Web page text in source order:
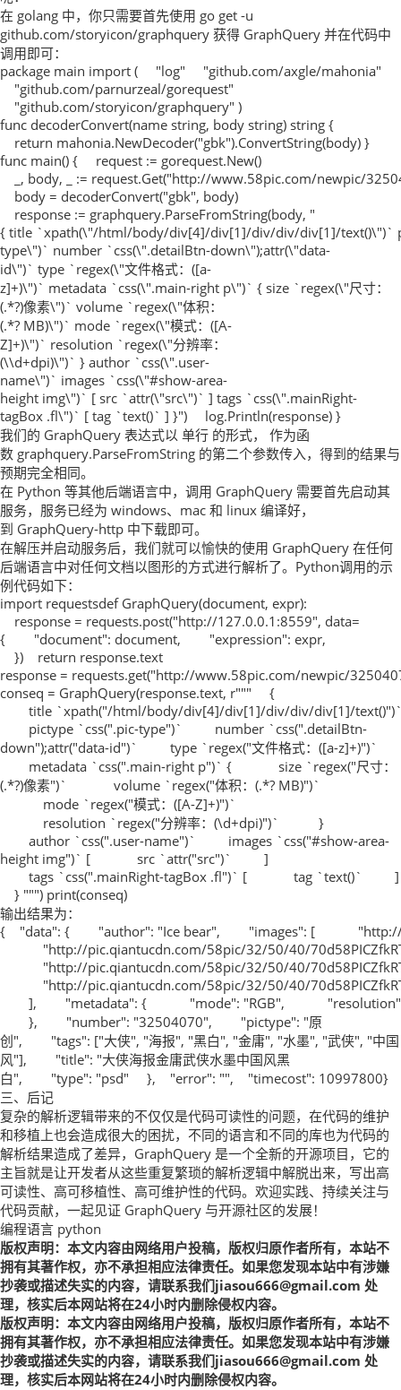
在 golang 中，你只需要首先使用 go get -u
github.com/storyicon/graphquery 获得 GraphQuery 并在代码中
调用即可：
package main import ( "log" "github.com/axgle/mahonia"
"github.com/parnurzeal/gorequest"
"github.com/storyicon/graphquery" )
func decoderConvert(name string, body string) string {
return mahonia.NewDecoder("gbk").ConvertString(body) }
func main() { request := gorequest.New()
_, body, _ := request.Get("http://www.58pic.com/newpic/
body = decoderConvert("gbk", body)
response := graphquery.ParseFromString(body, "
{ title `xpath(\"/html/body/div[4]/div[1]/div/div/div[1]/text()\")`
type\")` number `css(\".detailBtn-down\");attr(\"data-
id\")` type `regex(\"文件格式：([a-
z]+)\")` metadata `css(\".main-right p\")` { size `regex(\"尺寸：
(.*?)像素\")` volume `regex(\"体积：
(.*? MB)\")` mode `regex(\"模式：([A-
Z]+)\")` resolution `regex(\"分辨率：
(\\d+dpi)\")` } author `css(\".user-
name\")` images `css(\"#show-area-
height img\")` [ src `attr(\"src\")` ] tags `css(\".mainRight-
tagBox .fl\")` [ tag `text()` ] }") log.Println(response) }
我们的 GraphQuery 表达式以 单行 的形式， 作为函
数 graphquery.ParseFromString 的第二个参数传入，得到的结果与
预期完全相同。
在 Python 等其他后端语言中，调用 GraphQuery 需要首先启动其
服务，服务已经为 windows、mac 和 linux 编译好，
到 GraphQuery-http 中下载即可。
在解压并启动服务后，我们就可以愉快的使用 GraphQuery 在任何
后端语言中对任何文档以图形的方式进行解析了。Python调用的示
例代码如下：
import requestsdef GraphQuery(document, expr):
response = requests.post("http://127.0.0.1:8559", data=
{ "document": document, "expression": expr,
}) return response.text
response = requests.get("http://www.58pic.com/newpic/
conseq = GraphQuery(response.text, r""" {
title `xpath("/html/body/div[4]/div[1]/div/div/div[1]/
pictype `css(".pic-type")` number `css(".detailBtn-
down");attr("data-id")` type `regex("文件格式：([a-z]+)")`
metadata `css(".main-right p")` { size `regex("尺寸：
(.*?)像素")` volume `regex("体积：(.*? MB)")`
mode `regex("模式：([A-Z]+)")`
resolution `regex("分辨率：(\d+dpi)")` }
author `css(".user-name")` images `css("#show-area-
height img")` [ src `attr("src")` ]
tags `css(".mainRight-tagBox .fl")` [ tag `text()` ]
} """) print(conseq)
输出结果为：
{ "data": { "author": "Ice bear", "images": [ "http://
"http://pic.qiantucdn.com/58pic/32/50/40/
"http://pic.qiantucdn.com/58pic/32/50/40/
"http://pic.qiantucdn.com/58pic/32/50/40/
], "metadata": { "mode": "RGB", "resolution":
}, "number": "32504070", "pictype": "原
创", "tags": ["大侠", "海报", "黑白", "金庸", "水墨", "武侠", "中国
风"], "title": "大侠海报金庸武侠水墨中国风黑
白", "type": "psd" }, "error": "", "timecost": 10997800}
三、后记
复杂的解析逻辑带来的不仅仅是代码可读性的问题，在代码的维护
和移植上也会造成很大的困扰，不同的语言和不同的库也为代码的
解析结果造成了差异，GraphQuery 是一个全新的开源项目，它的
主旨就是让开发者从这些重复繁琐的解析逻辑中解脱出来，写出高
可读性、高可移植性、高可维护性的代码。欢迎实践、持续关注与
代码贡献，一起见证 GraphQuery 与开源社区的发展！
编程语言 python
版权声明：本文内容由网络用户投稿，版权归原作者所有，本站不
拥有其著作权，亦不承担相应法律责任。如果您发现本站中有涉嫌
抄袭或描述失实的内容，请联系我们jiasou666@gmail.com 处
理，核实后本网站将在24小时内删除侵权内容。
版权声明：本文内容由网络用户投稿，版权归原作者所有，本站不
拥有其著作权，亦不承担相应法律责任。如果您发现本站中有涉嫌
抄袭或描述失实的内容，请联系我们jiasou666@gmail.com 处
理，核实后本网站将在24小时内删除侵权内容。